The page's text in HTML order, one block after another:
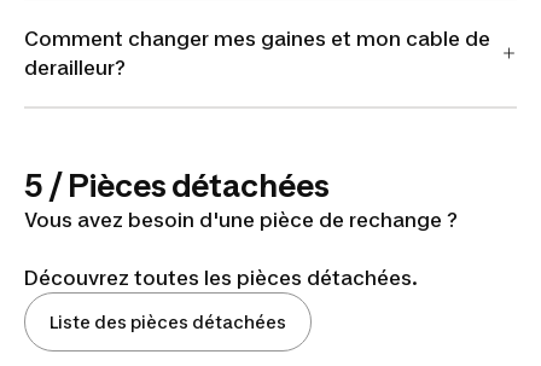
Comment changer mes gaines et mon cable de
derailleur?
5 / Pièces détachées
Vous avez besoin d'une pièce de rechange ?
Découvrez toutes les pièces détachées.
Liste des pièces détachées